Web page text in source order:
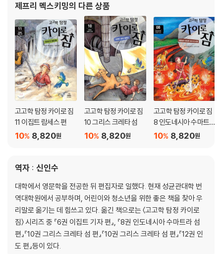
키, 이탈리아, 싱가포르 등을 여행하며 그들의 정
제프리 멕스키밍의 다른 상품
고고학 탐정 카이로 짐
11 이집트 람세스 편
8,820원
10%
고고학 탐정 카이로 짐
10 그리스 크레타 섬
8,820원
10%
고고학 탐정 카이로 짐
8 인도네시아 수마트라
섬
8,820원
10%
역자 : 신인수
대학에서 영문학을 전공한 뒤 편집자로 일했다. 현재 성균관대학 번
역대학원에서 공부하며, 어린이와 청소년을 위한 좋은 책을 찾아 우
리말로 옮기는 데 힘쓰고 있다. 옮긴 책으로는 〈고고학 탐정 카이로
짐〉 시리즈 중 『6권 이집트 기자 편』, 『8권 인도네시아 수마트라 섬
편』『10권 그리스 크레타 섬 편』『10권 그리스 크레타 섬 편』『12권 인
도 편』등이 있다.